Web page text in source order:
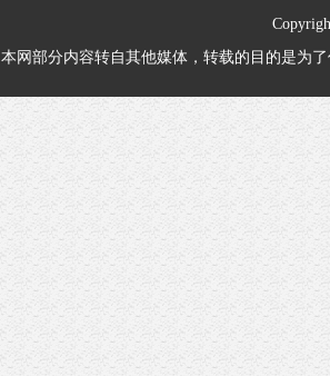
本网部分内容转自其他媒体，转载的目的是为